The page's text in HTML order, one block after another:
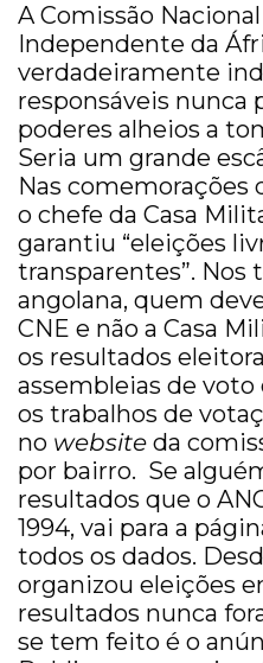
A Comissão
Independente da
verdadeiramente
responsáveis
poderes alheios a
Seria um grande
Nas comemorações
o chefe da Casa
garantiu “eleições
transparentes”. Nos
angolana, quem
CNE e não a Casa
os resultados
assembleias de
os trabalhos de
no website da
por bairro. Se
resultados que o
1994, vai para a
todos os dados.
organizou eleições
resultados nunca
se tem feito é o